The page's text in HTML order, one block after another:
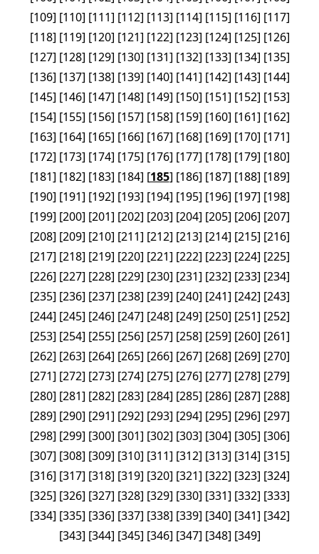
[109] [110] [111] [112] [113] [114] [115] [116] [117]
[118] [119] [120] [121] [122] [123] [124] [125] [126]
[127] [128] [129] [130] [131] [132] [133] [134] [135]
[136] [137] [138] [139] [140] [141] [142] [143] [144]
[145] [146] [147] [148] [149] [150] [151] [152] [153]
[154] [155] [156] [157] [158] [159] [160] [161] [162]
[163] [164] [165] [166] [167] [168] [169] [170] [171]
[172] [173] [174] [175] [176] [177] [178] [179] [180]
[181] [182] [183] [184] [185] [186] [187] [188] [189]
[190] [191] [192] [193] [194] [195] [196] [197] [198]
[199] [200] [201] [202] [203] [204] [205] [206] [207]
[208] [209] [210] [211] [212] [213] [214] [215] [216]
[217] [218] [219] [220] [221] [222] [223] [224] [225]
[226] [227] [228] [229] [230] [231] [232] [233] [234]
[235] [236] [237] [238] [239] [240] [241] [242] [243]
[244] [245] [246] [247] [248] [249] [250] [251] [252]
[253] [254] [255] [256] [257] [258] [259] [260] [261]
[262] [263] [264] [265] [266] [267] [268] [269] [270]
[271] [272] [273] [274] [275] [276] [277] [278] [279]
[280] [281] [282] [283] [284] [285] [286] [287] [288]
[289] [290] [291] [292] [293] [294] [295] [296] [297]
[298] [299] [300] [301] [302] [303] [304] [305] [306]
[307] [308] [309] [310] [311] [312] [313] [314] [315]
[316] [317] [318] [319] [320] [321] [322] [323] [324]
[325] [326] [327] [328] [329] [330] [331] [332] [333]
[334] [335] [336] [337] [338] [339] [340] [341] [342]
[343] [344] [345] [346] [347] [348] [349]